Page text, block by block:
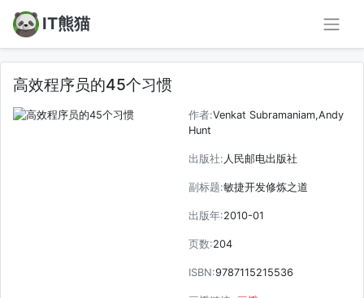
IT熊猫
高效程序员的45个习惯
作者:Venkat Subramaniam,Andy
Hunt
出版社: 人民邮电出版社
副标题:敏捷开发修炼之道
出版年:2010-01
页数:204
ISBN:9787115215536